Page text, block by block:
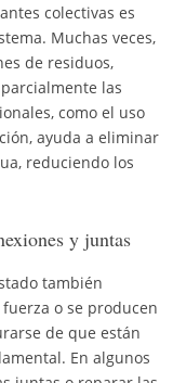
colectivas es
Muchas veces,
de residuos,
las
como el uso
ayuda a eliminar
reduciendo los
y juntas
también
o se producen
de que están
En algunos